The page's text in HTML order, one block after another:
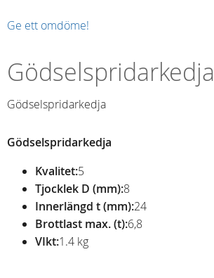
Ge ett omdöme!
Gödselspridarkedja
Gödselspridarkedja
Gödselspridarkedja
Kvalitet:5
Tjocklek D (mm):8
Innerlängd t (mm):24
Brottlast max. (t):6,8
VIkt:1.4 kg